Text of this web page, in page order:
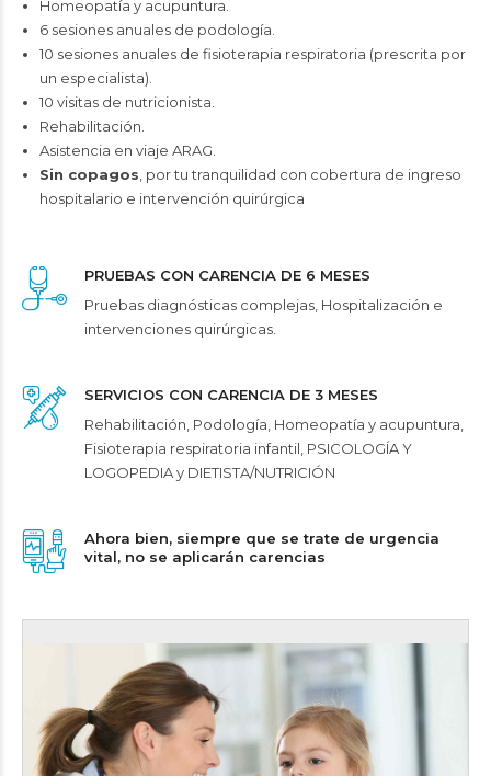
Homeopatía y acupuntura.
6 sesiones anuales de podología.
10 sesiones anuales de fisioterapia respiratoria (prescrita por
un especialista).
10 visitas de nutricionista.
Rehabilitación.
Asistencia en viaje ARAG.
Sin copagos , por tu tranquilidad con cobertura de ingreso
hospitalario e intervención quirúrgica
PRUEBAS CON CARENCIA DE 6 MESES
Pruebas diagnósticas complejas, Hospitalización e
intervenciones quirúrgicas.
SERVICIOS CON CARENCIA DE 3 MESES
Rehabilitación, Podología, Homeopatía y acupuntura,
Fisioterapia respiratoria infantil, PSICOLOGÍA Y
LOGOPEDIA y DIETISTA/NUTRICIÓN
Ahora bien, siempre que se trate de urgencia
vital, no se aplicarán carencias